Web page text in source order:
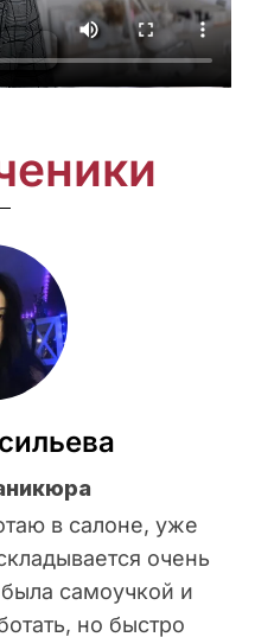
в салоне, уже
очень
самоучкой и
но быстро